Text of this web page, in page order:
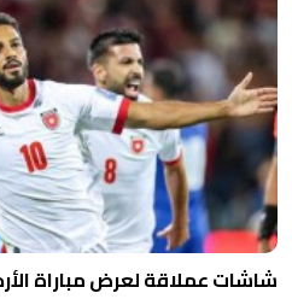
شاشات عملاقة لعرض مباراة